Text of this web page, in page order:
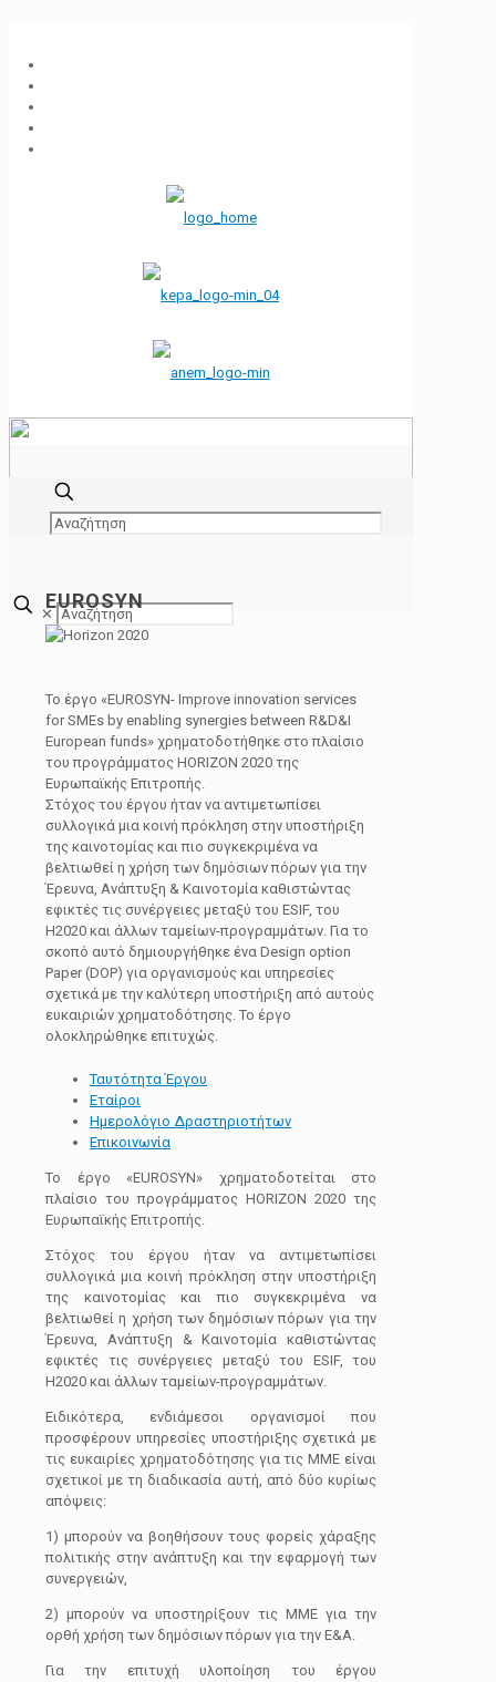
✕
EUROSYN
To έργο «ΕUROSYN- Improve innovation services
for SMEs by enabling synergies between R&D&I
European funds» χρηματοδοτήθηκε στο πλαίσιο
του προγράμματος ΗORIZON 2020 της
Ευρωπαϊκής Επιτροπής.
Στόχος του έργου ήταν να αντιμετωπίσει
συλλογικά μια κοινή πρόκληση στην υποστήριξη
της καινοτομίας και πιο συγκεκριμένα να
βελτιωθεί η χρήση των δημόσιων πόρων για την
Έρευνα, Ανάπτυξη & Καινοτομία καθιστώντας
εφικτές τις συνέργειες μεταξύ του ESIF, του
H2020 και άλλων ταμείων-προγραμμάτων. Για το
σκοπό αυτό δημιουργήθηκε ένα Design option
Paper (DOP) για οργανισμούς και υπηρεσίες
σχετικά με την καλύτερη υποστήριξη από αυτούς
ευκαιριών χρηματοδότησης. Το έργο
ολοκληρώθηκε επιτυχώς.
Ταυτότητα Έργου
Εταίροι
Ημερολόγιο Δραστηριοτήτων
Επικοινωνία
To έργο «EUROSYN» χρηματοδοτείται στο
πλαίσιο του προγράμματος HORIZON 2020 της
Ευρωπαϊκής Επιτροπής.
Στόχος του έργου ήταν να αντιμετωπίσει
συλλογικά μια κοινή πρόκληση στην υποστήριξη
της καινοτομίας και πιο συγκεκριμένα να
βελτιωθεί η χρήση των δημόσιων πόρων για την
Έρευνα, Ανάπτυξη & Καινοτομία καθιστώντας
εφικτές τις συνέργειες μεταξύ του ESIF, του
H2020 και άλλων ταμείων-προγραμμάτων.
Ειδικότερα, ενδιάμεσοι οργανισμοί που
προσφέρουν υπηρεσίες υποστήριξης σχετικά με
τις ευκαιρίες χρηματοδότησης για τις ΜΜΕ είναι
σχετικοί με τη διαδικασία αυτή, από δύο κυρίως
απόψεις:
1) μπορούν να βοηθήσουν τους φορείς χάραξης
πολιτικής στην ανάπτυξη και την εφαρμογή των
συνεργειών,
2) μπορούν να υποστηρίξουν τις ΜΜΕ για την
ορθή χρήση των δημόσιων πόρων για την Ε&Α.
Για την επιτυχή υλοποίηση του έργου